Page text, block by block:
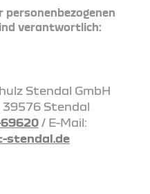
personenbezogenen
verantwortlich:
Stendal GmbH
Stendal
/ E-Mail:
stendal.de